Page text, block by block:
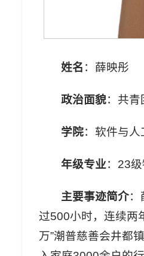
姓名 ：薛映彤
政治面貌：共青
学院：软件与
年级专业：23
主要事迹简介
过500小时，连续两
万”潮普慈善会井都